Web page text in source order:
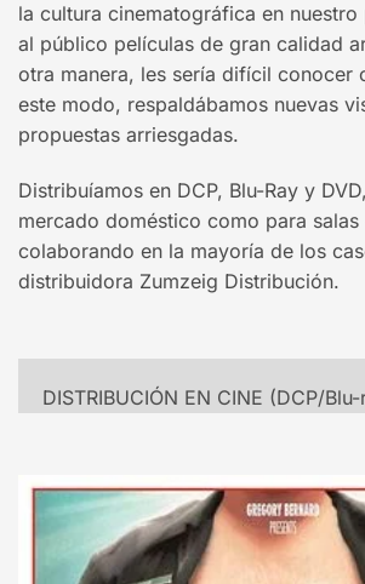
la cultura cinematográfica en
al público películas de gran calidad
otra manera, les sería difícil conocer
este modo, respaldábamos nuevas
propuestas arriesgadas.
Distribuíamos en DCP, Blu-Ray y
mercado doméstico como para salas
colaborando en la mayoría de los
distribuidora Zumzeig Distribución.
DISTRIBUCIÓN EN CINE (DCP/